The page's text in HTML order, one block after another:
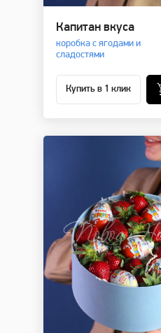
Капитан вкуса
коробка с ягодами и
сладостями
Купить в 1 клик